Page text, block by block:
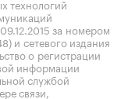
технологий
за номером
и сетевого издания
о регистрации
информации
службой
связи,